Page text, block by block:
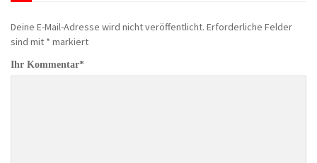
Deine E-Mail-Adresse wird nicht veröffentlicht. Erforderliche Felder
sind mit * markiert
Ihr Kommentar*